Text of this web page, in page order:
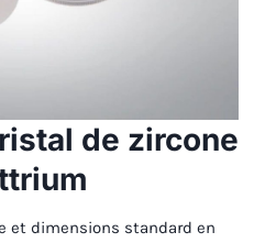
de zircone
et dimensions standard en